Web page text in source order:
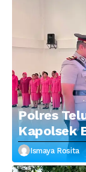
Polres
Kapolsek
Tekankan
Ismaya Rosita